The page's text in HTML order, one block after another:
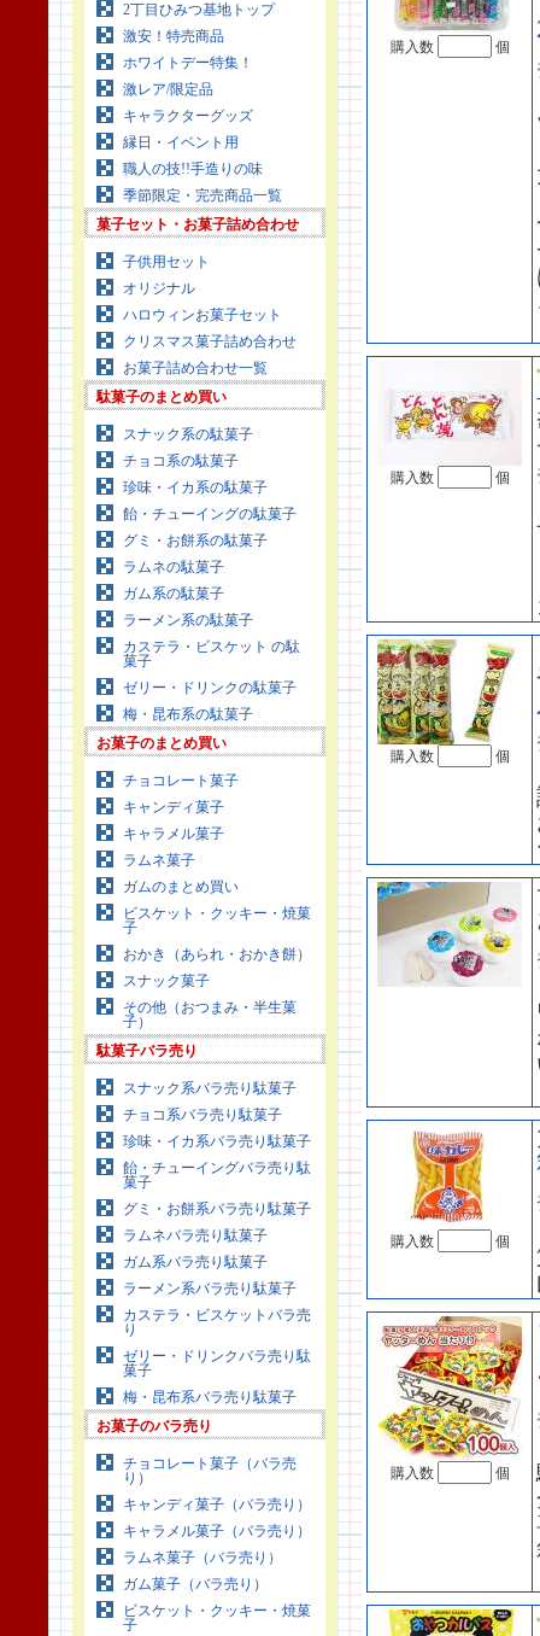
2丁目ひみつ基地トップ
激安！特売商品
ホワイトデー特集！
激レア/限定品
キャラクターグッズ
縁日・イベント用
職人の技!!手造りの味
季節限定・完売商品一覧
菓子セット・お菓子詰め合わせ
子供用セット
オリジナル
ハロウィンお菓子セット
クリスマス菓子詰め合わせ
お菓子詰め合わせ一覧
駄菓子のまとめ買い
スナック系の駄菓子
チョコ系の駄菓子
珍味・イカ系の駄菓子
飴・チューイングの駄菓子
グミ・お餅系の駄菓子
ラムネの駄菓子
ガム系の駄菓子
ラーメン系の駄菓子
カステラ・ビスケット の駄
菓子
ゼリー・ドリンクの駄菓子
梅・昆布系の駄菓子
お菓子のまとめ買い
チョコレート菓子
キャンディ菓子
キャラメル菓子
ラムネ菓子
ガムのまとめ買い
ビスケット・クッキー・焼菓
子
おかき（あられ・おかき餅）
スナック菓子
その他（おつまみ・半生菓
子）
駄菓子バラ売り
スナック系バラ売り駄菓子
チョコ系バラ売り駄菓子
珍味・イカ系バラ売り駄菓子
飴・チューイングバラ売り駄
菓子
グミ・お餅系バラ売り駄菓子
ラムネバラ売り駄菓子
ガム系バラ売り駄菓子
ラーメン系バラ売り駄菓子
カステラ・ビスケットバラ売
り
ゼリー・ドリンクバラ売り駄
菓子
梅・昆布系バラ売り駄菓子
お菓子のバラ売り
チョコレート菓子（バラ売
り）
キャンディ菓子（バラ売り）
キャラメル菓子（バラ売り）
ラムネ菓子（バラ売り）
ガム菓子（バラ売り）
ビスケット・クッキー・焼菓
子
購入数 個
購入数 個
購入数 個
購入数 個
購入数 個